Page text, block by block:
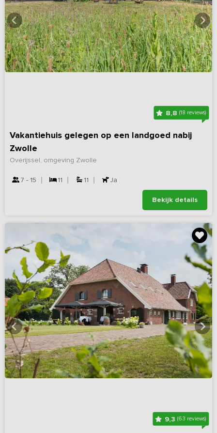
8,8(18 reviews)
Vakantiehuis gelegen op een landgoed nabij
Zwolle
Overijssel, omgeving Zwolle
7 - 15 11 11 Ja
Bekijk details
9,3 (63 reviews)